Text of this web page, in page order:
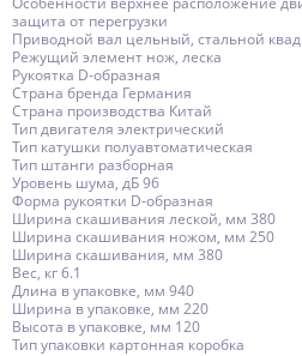
защита от перегрузки
Приводной вал цельный, стальной
Режущий элемент нож, леска
Рукоятка D-образная
Страна бренда Германия
Страна производства Китай
Тип двигателя электрический
Тип катушки полуавтоматическая
Тип штанги разборная
Уровень шума, дБ 96
Форма рукоятки D-образная
Ширина скашивания леской, мм 380
Ширина скашивания ножом, мм 250
Ширина скашивания, мм 380
Вес, кг 6.1
Длина в упаковке, мм 940
Ширина в упаковке, мм 220
Высота в упаковке, мм 120
Тип упаковки картонная коробка